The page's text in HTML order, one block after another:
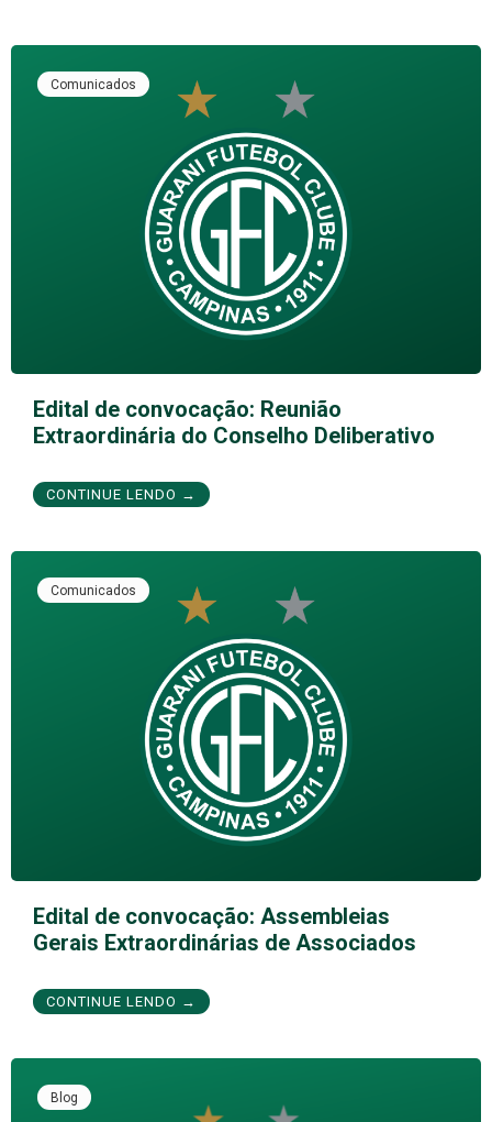
Comunicados
Edital de convocação: Reunião
Extraordinária do Conselho Deliberativo
CONTINUE LENDO →
Comunicados
Edital de convocação: Assembleias
Gerais Extraordinárias de Associados
CONTINUE LENDO →
Blog